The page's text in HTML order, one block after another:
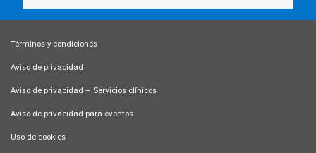
Términos y condiciones
Aviso de privacidad
Aviso de privacidad – Servicios clínicos
Aviso de privacidad para eventos
Uso de cookies